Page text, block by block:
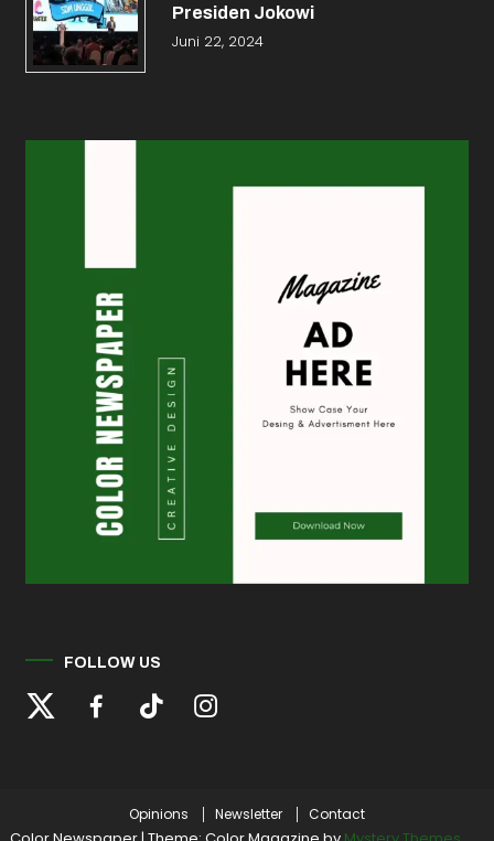
Presiden Jokowi
Juni 22, 2024
FOLLOW US
Opinions Newsletter Contact